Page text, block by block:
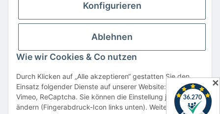
Große Auswahl an Netzteilen und Ladegeräten
Schnelle Lieferung
Hohe Lagerverfügbarkeit
Vertrag widerrufen
* Alle Preise inkl. gesetzlicher USt., zzgl.Versand
Alle verwendeten Markennamen u. Bezeichnungen sind eingetragene Warenzeichen
Konfigurieren
Ablehnen
Wie wir Cookies & Co nutzen
Durch Klicken auf „Alle akzeptieren“ gestatten Sie den
Einsatz folgender Dienste auf unserer Website: YouTube,
Vimeo, ReCaptcha. Sie können die Einstellung jederzeit
ändern (Fingerabdruck-Icon links unten). Weitere Details
✕